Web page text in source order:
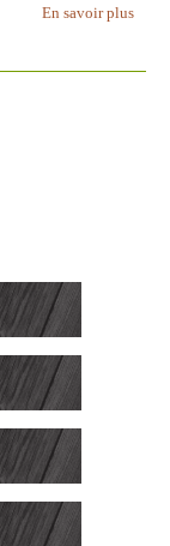
En savoir plus